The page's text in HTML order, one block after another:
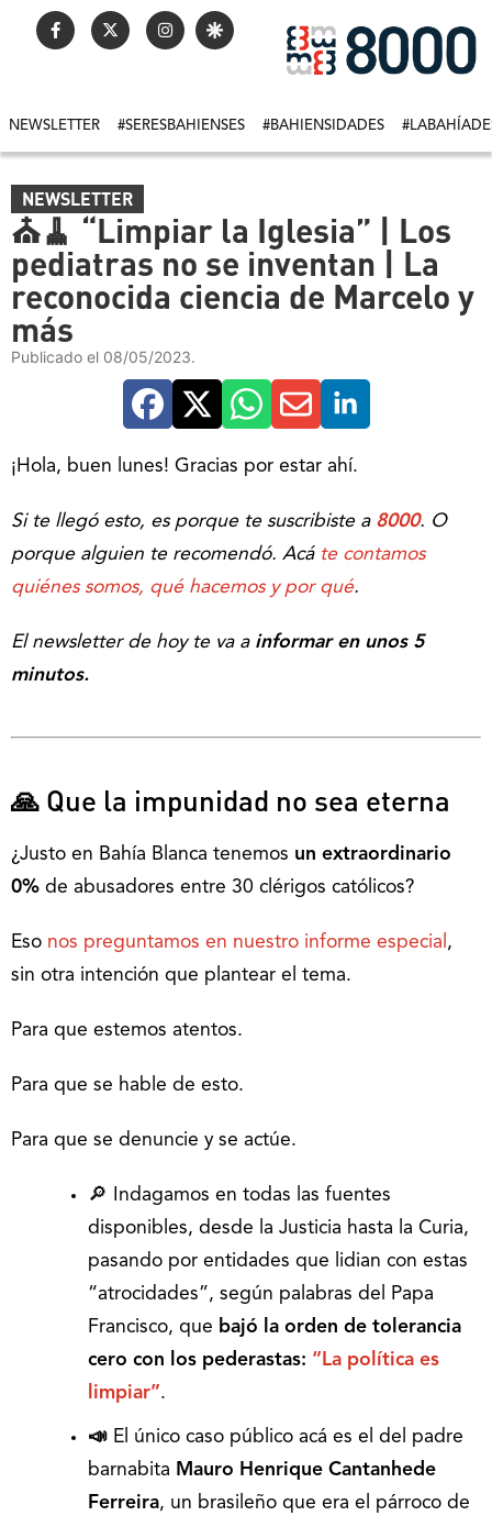
NEWSLETTER #SERESBAHIENSES #BAHIENSIDADES
NEWSLETTER
⛪️🧹 “Limpiar la Iglesia” | Los
pediatras no se inventan | La
reconocida ciencia de Marcelo y
más
Publicado el 08/05/2023.
¡Hola, buen lunes! Gracias por estar ahí.
Si te llegó esto, es porque te suscribiste a 8000. O
porque alguien te recomendó. Acáte contamos
quiénes somos, qué hacemos y por qué.
El newsletter de hoy te va a informar en unos 5
minutos.
🙏 Que la impunidad no sea eterna
¿Justo en Bahía Blanca tenemos un extraordinario
0% de abusadores entre 30 clérigos católicos?
Eso nos preguntamos en nuestro informe especial ,
sin otra intención que plantear el tema.
Para que estemos atentos.
Para que se hable de esto.
Para que se denuncie y se actúe.
🔎 Indagamos en todas las fuentes
disponibles, desde la Justicia hasta la Curia,
pasando por entidades que lidian con estas
“atrocidades”, según palabras del Papa
Francisco, que bajó la orden de tolerancia
cero con los pederastas: “La política es
limpiar”.
📣 El único caso público acá es el del padre
barnabita Mauro Henrique Cantanhede
Ferreira, un brasileño que era el párroco de